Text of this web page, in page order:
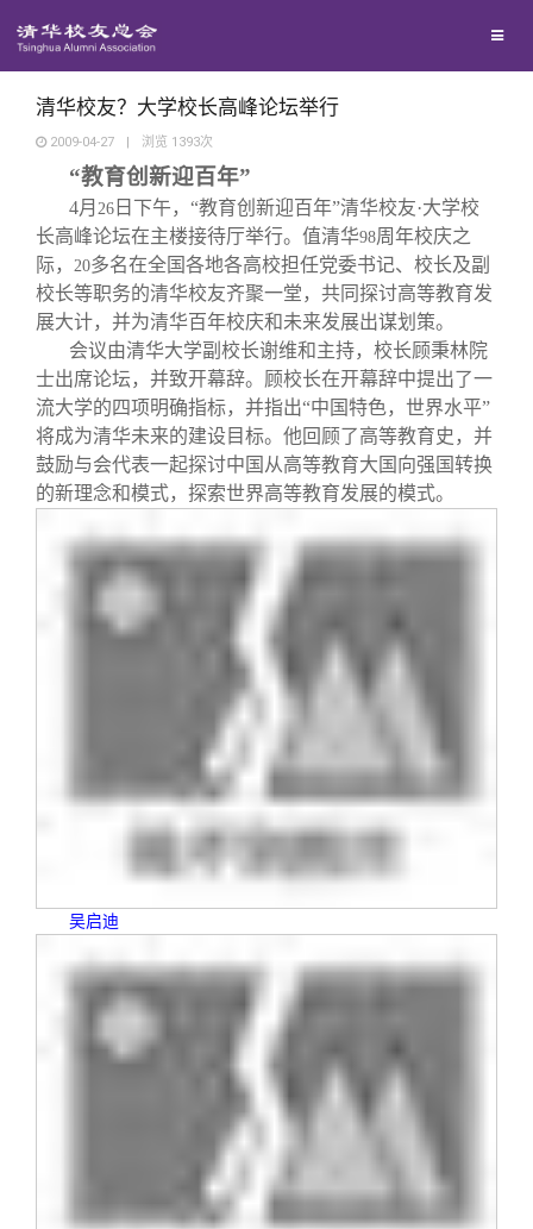
地区联络
年级联络
院系校友工作
专业委员会
兴趣群体
西南联大校友会
回馈母校
捐赠项目
捐赠新闻
捐赠纪事
捐赠方法
义工计划
媒体平台
《清华校友通讯》
《水木清华》
我要订阅
新媒体平台
百年清华
清华人物
清华故事
青春风采
校友文苑
校友讲坛
校友服务
终身学习
信息化服务
三创大赛
实用信息
校友总会
总会简介
会长致辞
总会章程
制度法规
联系我们
关闭
清华校友？大学校长高峰论坛举行
2009-04-27 | 浏览 1393次
“教育创新迎百年”
4月 26 日 下午，“教育创新迎百年”清华校友·大学校
长高峰论坛在主楼接待厅举行。值清华98周年校庆之
际， 20多名在全国各地各高校担任党委书记、校长及副
校长等职务的清华校友齐聚一堂，共同探讨高等教育发
展大计，并为清华百年校庆和未来发展出谋划策。
会议由清华大学副校长谢维和主持，校长顾秉林院
士出席论坛，并致开幕辞。顾校长在开幕辞中提出了一
流大学的四项明确指标，并指出“中国特色，世界水平”
将成为清华未来的建设目标。他回顾了高等教育史，并
鼓励与会代表一起探讨中国从高等教育大国向强国转换
的新理念和模式，探索世界高等教育发展的模式。
吴启迪